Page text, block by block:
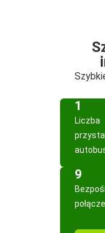
1
Liczba
9